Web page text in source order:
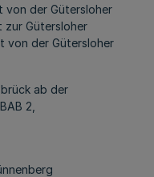
von der Gütersloher
zur Gütersloher
von der Gütersloher
ab der
2,